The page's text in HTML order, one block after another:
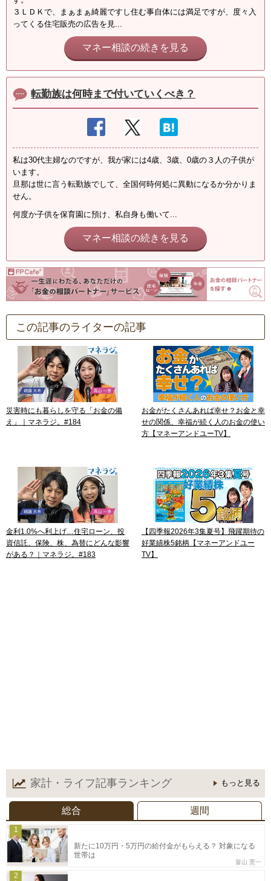
３ＬＤＫで、まぁまぁ綺麗ですし住む事自体には満足ですが、度々入
ってくる住宅販売の広告を見...
マネー相談の続きを見る
転勤族は何時まで付いていくべき？
私は30代主婦なのですが、我が家には4歳、3歳、0歳の３人の子供が
います。
旦那は世に言う転勤族でして、全国何時何処に異動になるか分かりま
せん。
何度か子供を保育園に預け、私自身も働いて...
マネー相談の続きを見る
この記事のライターの記事
災害時にも暮らしを守る「お金の備
え」｜マネラジ。#184
お金がたくさんあれば幸せ？お金と幸
せの関係、幸福が続く人のお金の使い
方【マネーアンドユーTV】
金利1.0%へ利上げ…住宅ローン、投
資信託、保険、株、為替にどんな影響
がある？｜マネラジ。#183
【四季報2026年3集夏号】飛躍期待の
好業績株5銘柄【マネーアンドユー
TV】
家計・ライフ記事ランキング もっと見る
総合 週間
1
新たに10万円・5万円の給付金がもらえる？ 対象になる
世帯は
畠山 憲一
2